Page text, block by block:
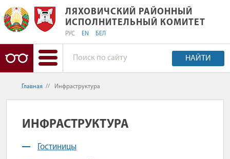
ЛЯХОВИЧСКИЙ РАЙОННЫЙ
ЛЯХОВИЧСКИЙ РАЙОННЫЙ
ИСПОЛНИТЕЛЬНЫЙ КОМИТЕТ
РУС EN БЕЛ
НАЙТИ
Главная // Инфраструктура
ИНФРАСТРУКТУРА
Гостиницы